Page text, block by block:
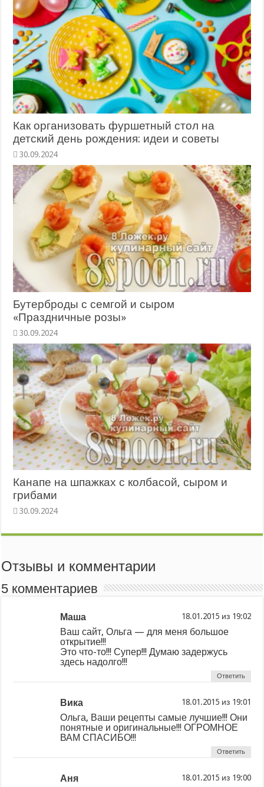
Как организовать фуршетный стол на
детский день рождения: идеи и советы
Бутерброды с семгой и сыром
«Праздничные розы»
Канапе на шпажках с колбасой, сыром и
грибами
Отзывы и комментарии
5 комментариев
Маша из
Ваш сайт, Ольга — для меня большое
открытие!!!
Это что-то!!! Супер!!! Думаю задержусь
здесь надолго!!!
Ответить
Вика из
Ольга, Ваши рецепты самые лучшие!!! Они
понятные и оригинальные!!! ОГРОМНОЕ
ВАМ СПАСИБО!!!
Ответить
Аня из